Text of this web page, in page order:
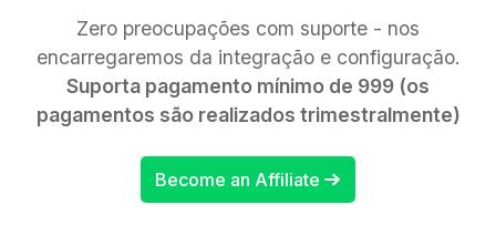
Zero preocupações com suporte - nos
encarregaremos da integração e configuração.
Suporta pagamento mínimo de 999 (os
pagamentos são realizados trimestralmente)
Become an Affiliate